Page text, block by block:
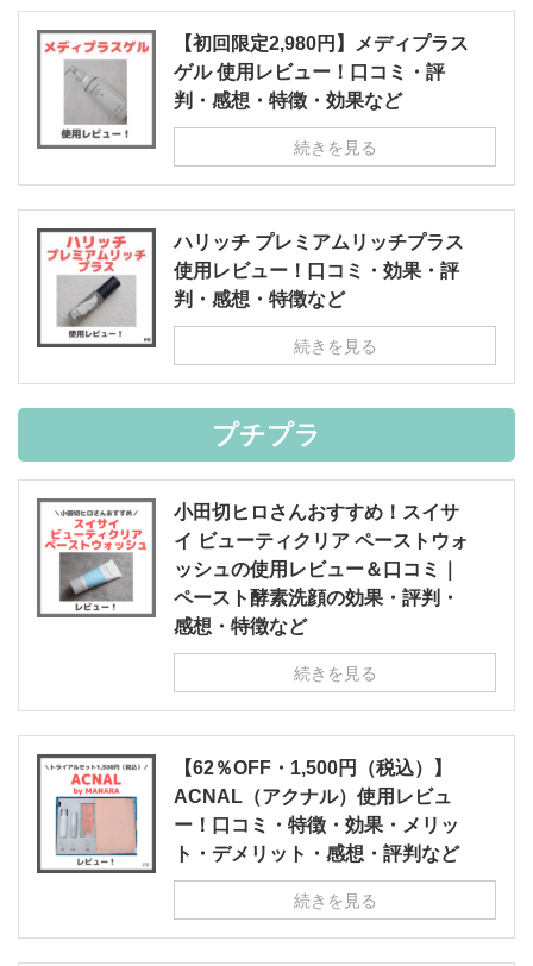
【初回限定2,980円】メディプラス
ゲル 使用レビュー！口コミ・評
判・感想・特徴・効果など
続きを見る
ハリッチ プレミアムリッチプラス
使用レビュー！口コミ・効果・評
判・感想・特徴など
続きを見る
プチプラ
小田切ヒロさんおすすめ！スイサ
イ ビューティクリア ペーストウォ
ッシュの使用レビュー＆口コミ｜
ペースト酵素洗顔の効果・評判・
感想・特徴など
続きを見る
【62％OFF・1,500円（税込）】
ACNAL（アクナル）使用レビュ
ー！口コミ・特徴・効果・メリッ
ト・デメリット・感想・評判など
続きを見る